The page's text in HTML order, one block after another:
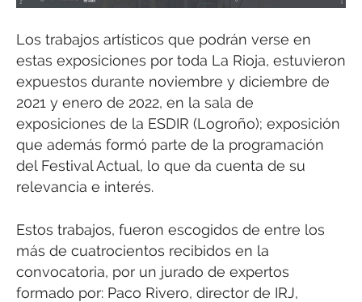
Los trabajos artísticos que podrán verse en
estas exposiciones por toda La Rioja, estuvieron
expuestos durante noviembre y diciembre de
2021 y enero de 2022, en la sala de
exposiciones de la ESDIR (Logroño); exposición
que además formó parte de la programación
del Festival Actual, lo que da cuenta de su
relevancia e interés.
Estos trabajos, fueron escogidos de entre los
más de cuatrocientos recibidos en la
convocatoria, por un jurado de expertos
formado por: Paco Rivero, director de IRJ,